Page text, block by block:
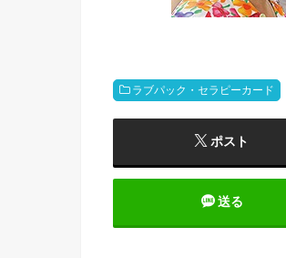
ラブパック・セラピーカード
ポスト
送る